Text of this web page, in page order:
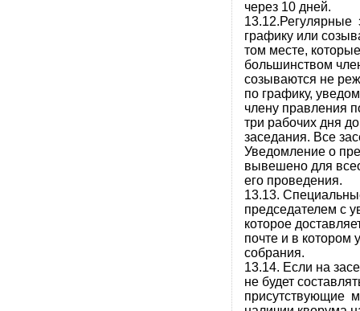
через 10 дней.
13.12.Регулярные
графику или
том месте,
большинством
созываются не
по графику,
члену правления
три рабочих дня
заседания. Все
Уведомление о
вывешено для
его проведения.
13.13.
председателем с
которое
почте и в котором
собрания.
13.14. Если на
не будет
присутствующие